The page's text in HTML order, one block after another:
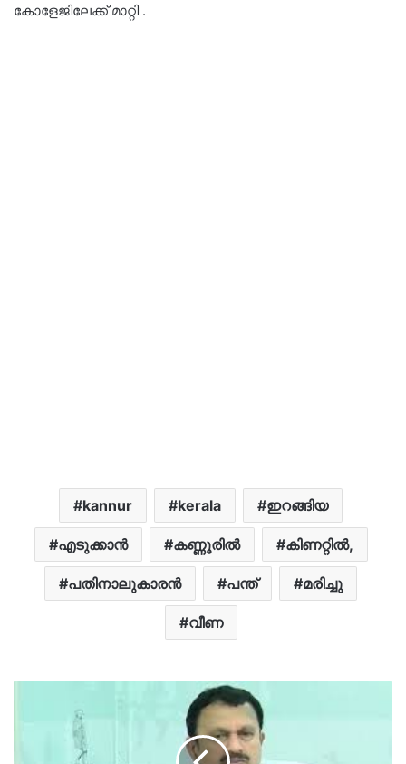
കോളേജിലേക്ക് മാറ്റി .
kannur kerala ഇറങ്ങിയ
എടുക്കാന്‍ കണ്ണൂരില്‍ കിണറ്റിൽ,
പതിനാലുകാരൻ പന്ത് മരിച്ചു
വീണ